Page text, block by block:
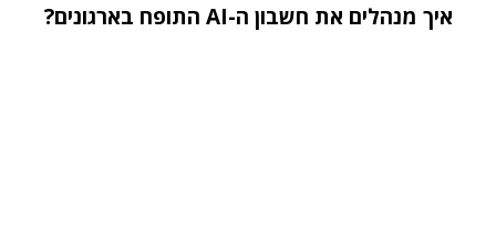
איך מנהלים את חשבון ה-AI התופח בארגונים?